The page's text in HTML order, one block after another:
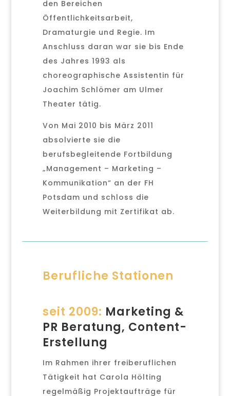
den Bereichen
Öffentlichkeitsarbeit,
Dramaturgie und Regie. Im
Anschluss daran war sie bis Ende
des Jahres 1993 als
choreographische Assistentin für
Joachim Schlömer am Ulmer
Theater tätig.
Von Mai 2010 bis März 2011
absolvierte sie die
berufsbegleitende Fortbildung
„Management – Marketing –
Kommunikation“ an der FH
Potsdam und schloss die
Weiterbildung mit Zertifikat ab.
Berufliche Stationen
seit 2009: Marketing &
PR Beratung, Content-
Erstellung
Im Rahmen ihrer freiberuflichen
Tätigkeit hat Carola Hölting
regelmäßig Projektaufträge für